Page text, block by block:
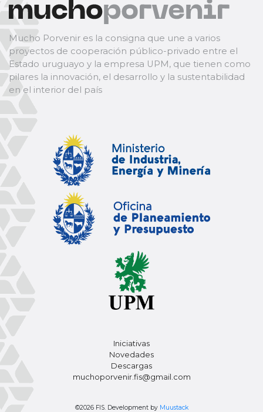
Mucho Porvenir es la consigna que une a varios
proyectos de cooperación público-privado entre el
Estado uruguayo y la empresa UPM, que tienen como
pilares la innovación, el desarrollo y la sustentabilidad
en el interior del país
Iniciativas
Novedades
Descargas
muchoporvenir.fis@gmail.com
©2026 FIS. Development by Muustack